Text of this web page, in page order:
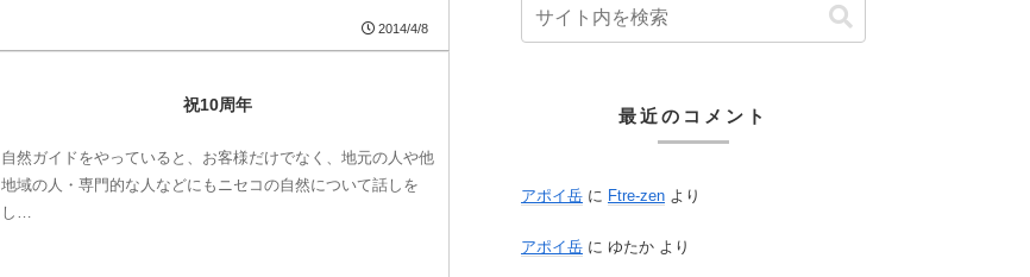
2014/4/8
祝10周年
自然ガイドをやっていると、お客様だけでなく、地元の人や他
地域の人・専門的な人などにもニセコの自然について話しを
し…
最近のコメント
アポイ岳 に Ftre-zen より
アポイ岳 に ゆたか より